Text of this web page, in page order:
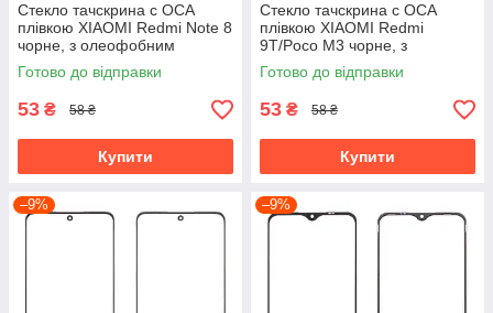
Стекло тачскрина c OCA
плівкою XIAOMI Redmi Note 8
чорне, з олеофобним
покриттям, загартоване
Готово до відправки
53 ₴ 58 ₴
Купити
Стекло тачскрина c OCA
плівкою XIAOMI Redmi
9T/Poco M3 чорне, з
олеофобним покриттям,
загартоване
Готово до відправки
53 ₴ 58 ₴
Купити
–9% –9%